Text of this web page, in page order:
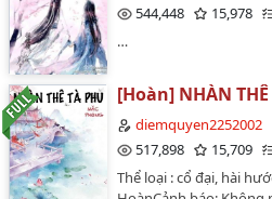
544,448
15,978
…
[Hoàn] NHÀN
diemquyen2252002
517,898
15,709
Thể loại : cổ đại, hài